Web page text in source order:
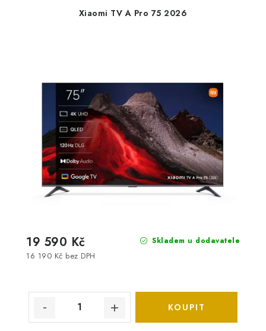
Xiaomi TV A Pro 75 2026
Skladem u dodavatele
16 190 Kč bez DPH
19 590 Kč